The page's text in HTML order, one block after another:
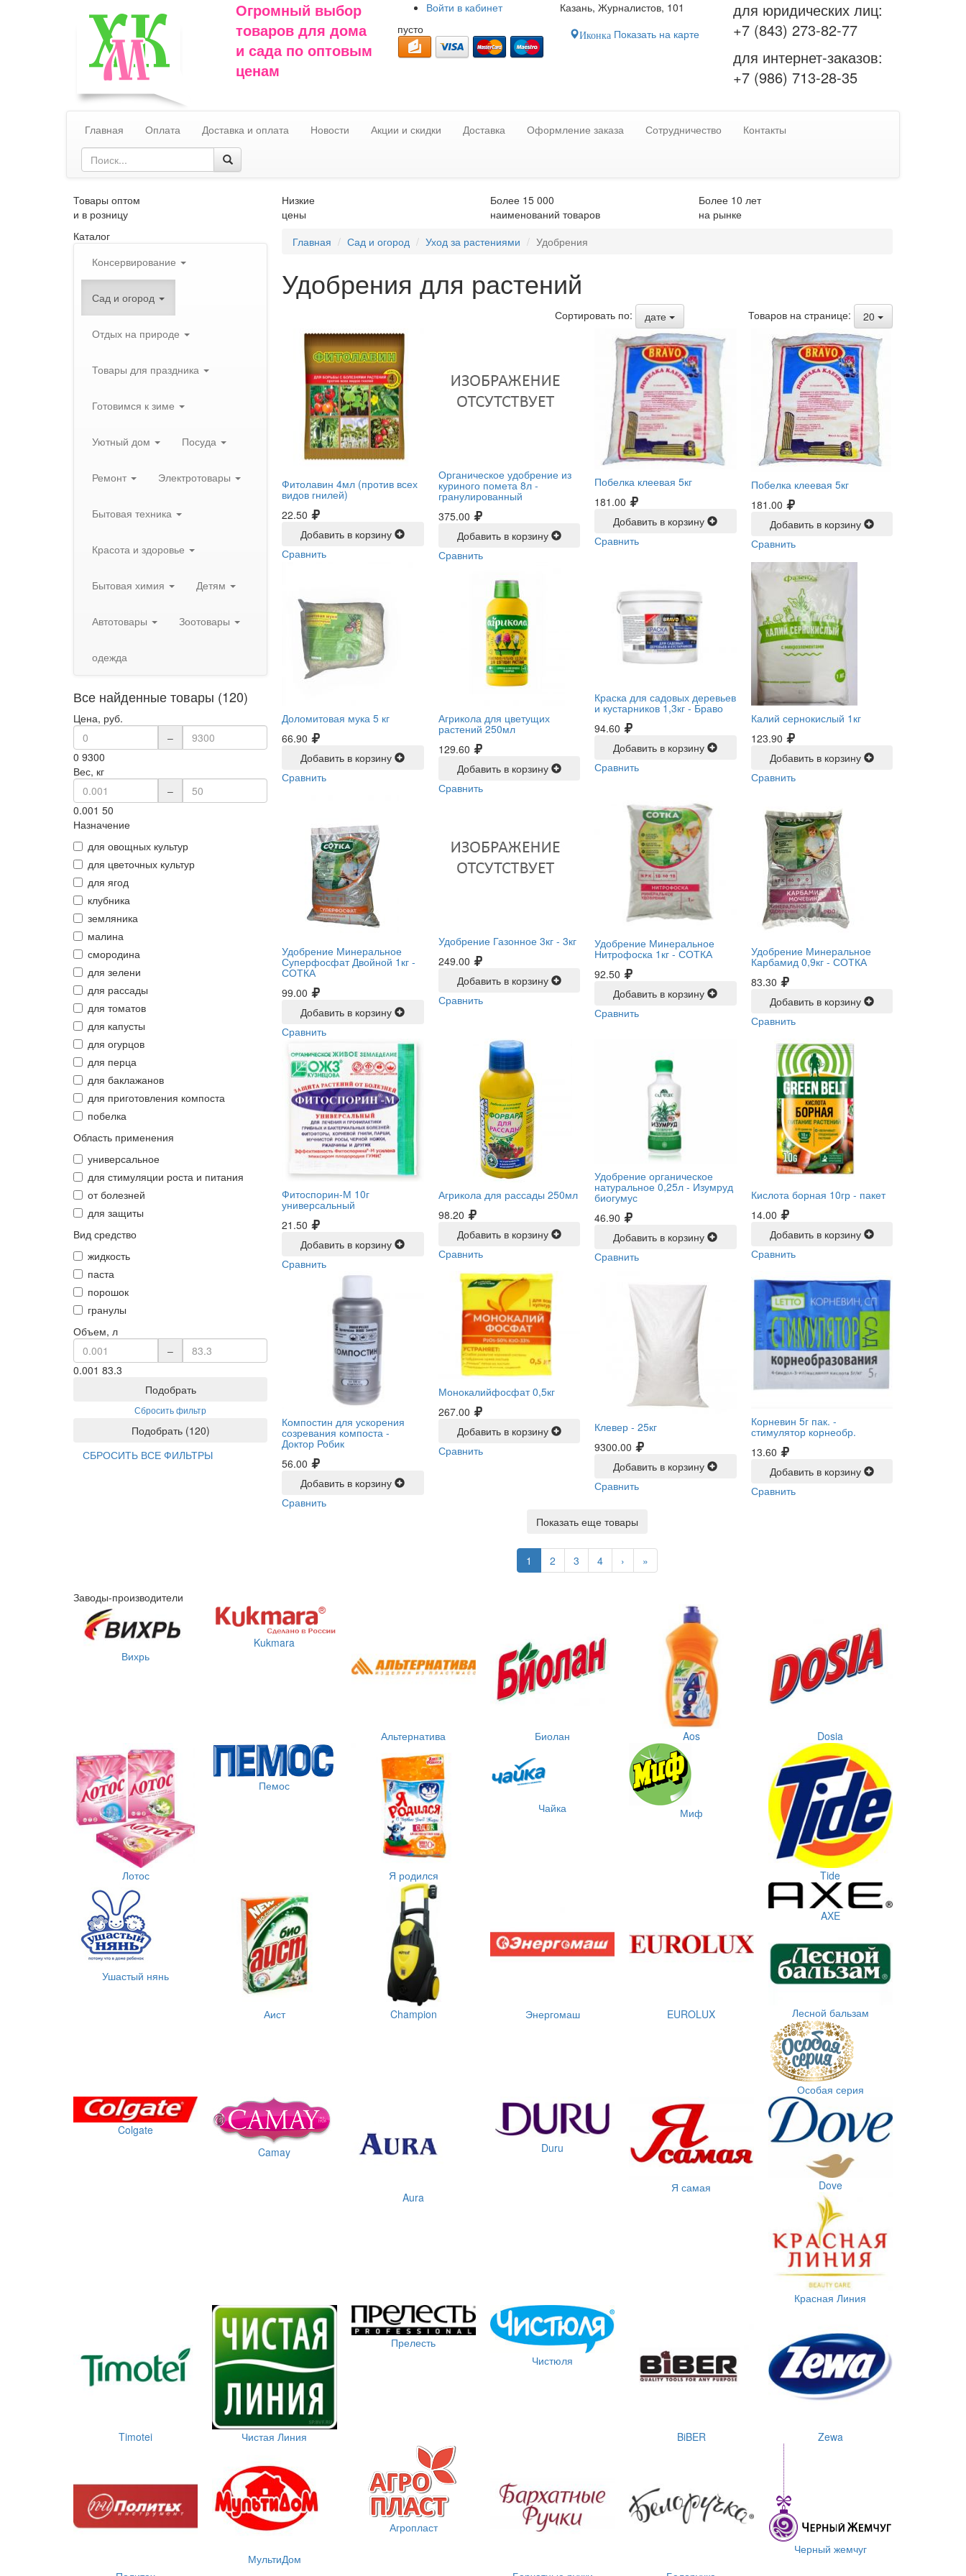
Огромный выбор
товаров для дома
и сада по оптовым
ценам
Войти в кабинет
пусто
Казань, Журналистов, 101
ИконкаПоказать на карте
для юридических лиц:
+7 (843) 273-82-77
для интернет-заказов:
+7 (986) 713-28-35
Главная Оплата Доставка и оплата Новости Акции и скидки Доставка Оформление заказа Сотрудничество Контакты
Товары оптом
и в розницу
Низкие
цены
Более 15 000
наименований товаров
Более 10 лет
на рынке
Каталог
Консервирование
Сад и огород
Отдых на природе
Товары для праздника
Готовимся к зиме
Уютный дом Посуда
Ремонт Электротовары
Бытовая техника
Красота и здоровье
Бытовая химия Детям
Автотовары Зоотовары
одежда
Все найденные товары (120)
Цена, руб.
–
0 9300
Вес, кг
–
0.001 50
Назначение
для овощных культур
для цветочных культур
для ягод
клубника
земляника
малина
смородина
для зелени
для рассады
для томатов
для капусты
для огурцов
для перца
для баклажанов
для приготовления компоста
побелка
Область применения
универсальное
для стимуляции роста и питания
от болезней
для защиты
Вид средство
жидкость
паста
порошок
гранулы
Объем, л
–
0.001 83.3
Подобрать
Сбросить фильтр
Подобрать (120)
СБРОСИТЬ ВСЕ ФИЛЬТРЫ
Главная Сад и огород Уход за растениями Удобрения
Удобрения для растений
Сортировать по: дате Товаров на странице: 20
Фитолавин 4мл (против всех
видов гнилей)
22.50
Добавить в корзину
Сравнить
Органическое удобрение из
куриного помета 8л -
гранулированный
375.00
Добавить в корзину
Сравнить
Побелка клеевая 5кг
181.00
Добавить в корзину
Сравнить
Побелка клеевая 5кг
181.00
Добавить в корзину
Сравнить
Доломитовая мука 5 кг
66.90
Добавить в корзину
Сравнить
Агрикола для цветущих
растений 250мл
129.60
Добавить в корзину
Сравнить
Краска для садовых деревьев
и кустарников 1,3кг -Браво
94.60
Добавить в корзину
Сравнить
Калий сернокислый 1кг
123.90
Добавить в корзину
Сравнить
Удобрение Минеральное
Суперфосфат Двойной 1кг -
СОТКА
99.00
Добавить в корзину
Сравнить
Удобрение Газонное 3кг - 3кг
249.00
Добавить в корзину
Сравнить
Удобрение Минеральное
Нитрофоска 1кг -СОТКА
92.50
Добавить в корзину
Сравнить
Удобрение Минеральное
Карбамид 0,9кг -СОТКА
83.30
Добавить в корзину
Сравнить
Фитоспорин-М 10г
универсальный
21.50
Добавить в корзину
Сравнить
Агрикола для рассады 250мл
98.20
Добавить в корзину
Сравнить
Удобрение органическое
натуральное 0,25л - Изумруд
биогумус
46.90
Добавить в корзину
Сравнить
Кислота борная 10гр - пакет
14.00
Добавить в корзину
Сравнить
Компостин для ускорения
созревания компоста -
Доктор Робик
56.00
Добавить в корзину
Сравнить
Монокалийфосфат 0,5кг
267.00
Добавить в корзину
Сравнить
Клевер - 25кг
9300.00
Добавить в корзину
Сравнить
Корневин 5г пак. -
стимулятор корнеобр.
13.60
Добавить в корзину
Сравнить
Показать еще товары
1 2 3 4 › »
Заводы-производители
Вихрь
Kukmara
Альтернатива Биолан Aos Dosia
Лотос
Пемос
Я родился
Чайка Миф
Tide
Ушастый нянь
Аист Champion Энергомаш EUROLUX
AXE
Лесной бальзам
Особая серия
Colgate
Camay
Aura
Duru
Я самая Dove
Красная Линия
Timotei Чистая Линия
Прелесть
Чистюля
BiBER Zewa
МультиДом
Агропласт
Черный жемчуг